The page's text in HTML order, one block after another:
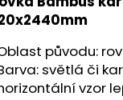
původu:
světlá či
vzor